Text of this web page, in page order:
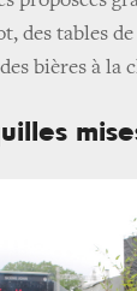
des tables
bières à la